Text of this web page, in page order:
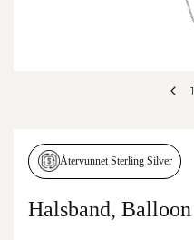
1
Återvunnet Sterling Silver
Halsband, Balloon